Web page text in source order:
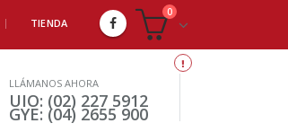
TIENDA
0
LLÁMANOS AHORA
UIO: (02) 227 5912
GYE: (04) 2655 900